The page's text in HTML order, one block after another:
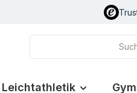
Leichtathletik